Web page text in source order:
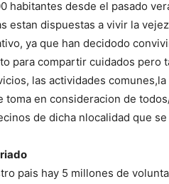
habitantes desde el pasado
estan dispuestas a vivir la
ya que han decidodo
para compartir cuidados pero
las actividades
toma en consideracion de
de dicha nlocalidad que
pais hay 5 millones de